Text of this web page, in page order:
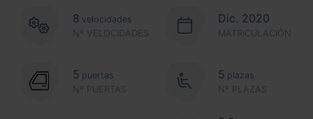
Nº VELOCIDADES
8 velocidades Dic. 2020
MATRICULACIÓN
Nº PUERTAS
5 puertas
Nº PLAZAS
5 plazas